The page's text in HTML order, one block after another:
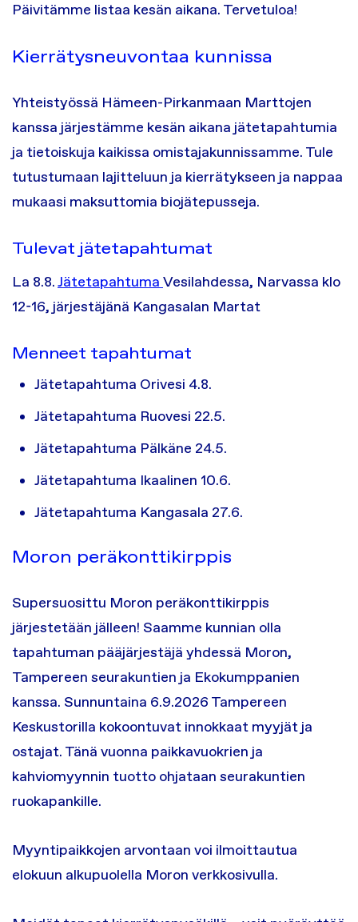
Päivitämme listaa kesän aikana. Tervetuloa!
Kierrätysneuvontaa kunnissa
Yhteistyössä Hämeen-Pirkanmaan Marttojen
kanssa järjestämme kesän aikana jätetapahtumia
ja tietoiskuja kaikissa omistajakunnissamme. Tule
tutustumaan lajitteluun ja kierrätykseen ja nappaa
mukaasi maksuttomia biojätepusseja.
Tulevat jätetapahtumat
La 8.8.Jätetapahtuma Vesilahdessa, Narvassa klo
12-16, järjestäjänä Kangasalan Martat
Menneet tapahtumat
Jätetapahtuma Orivesi 4.8.
Jätetapahtuma Ruovesi 22.5.
Jätetapahtuma Pälkäne 24.5.
Jätetapahtuma Ikaalinen 10.6.
Jätetapahtuma Kangasala 27.6.
Moron peräkonttikirppis
Supersuosittu Moron peräkonttikirppis
järjestetään jälleen! Saamme kunnian olla
tapahtuman pääjärjestäjä yhdessä Moron,
Tampereen seurakuntien ja Ekokumppanien
kanssa. Sunnuntaina 6.9.2026 Tampereen
Keskustorilla kokoontuvat innokkaat myyjät ja
ostajat. Tänä vuonna paikkavuokrien ja
kahviomyynnin tuotto ohjataan seurakuntien
ruokapankille.
Myyntipaikkojen arvontaan voi ilmoittautua
elokuun alkupuolella Moron verkkosivulla.